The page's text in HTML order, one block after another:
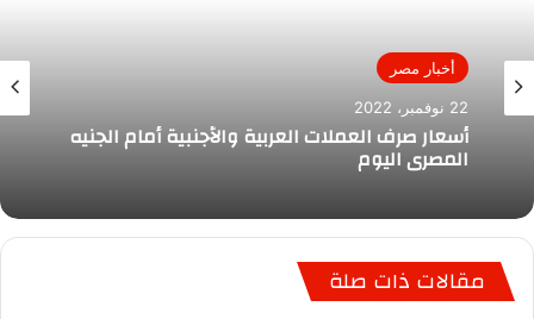
أخبار مصر
22 نوفمبر، 2022
أسعار صرف العملات العربية والأجنبية أمام الجنيه
المصري اليوم
مقالات ذات صلة